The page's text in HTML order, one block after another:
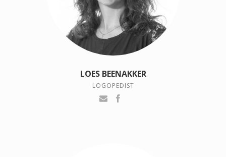
LOES BEENAKKER
LOGOPEDIST